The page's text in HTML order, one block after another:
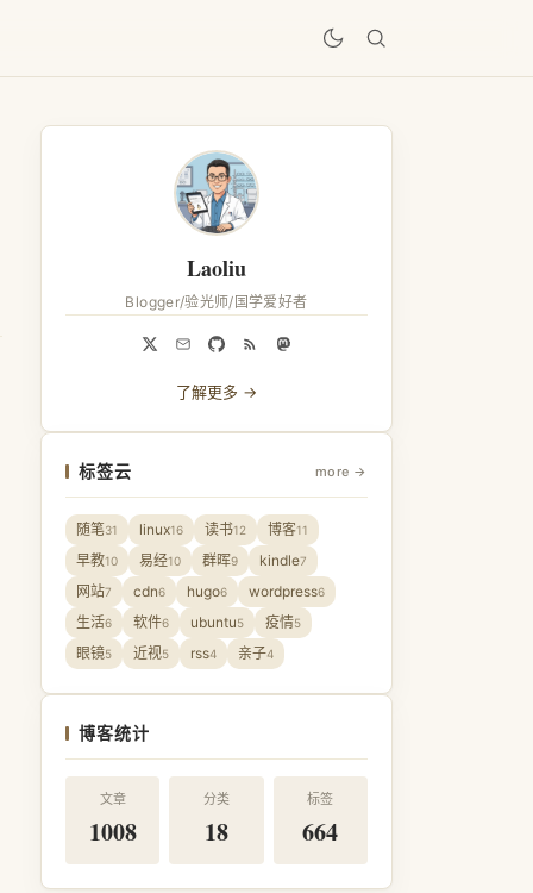
Laoliu
Blogger/验光师/国学爱好者
了解更多 →
标签云 more →
随笔31 linux16 读书12 博客11
早教10 易经10 群晖9 kindle7
网站7 cdn6 hugo6 wordpress6
生活6 软件6 ubuntu5 疫情5
眼镜5 近视5 rss4 亲子4
博客统计
文章
1008
分类
18
标签
664